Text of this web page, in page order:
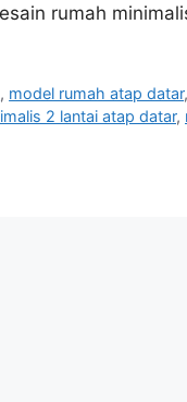
rumah
, model rumah atap datar,
2 lantai atap datar,